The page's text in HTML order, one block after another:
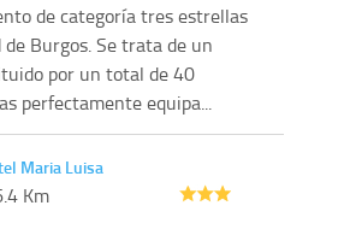
de categoría tres estrellas
Burgos. Se trata de un
por un total de 40
perfectamente equipa...
Maria Luisa
Km